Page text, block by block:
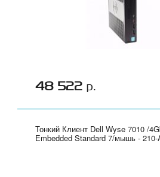
48 522 р.
Тонкий Клиент Dell Wyse 7010 /
Embedded Standard 7/мышь - 210-